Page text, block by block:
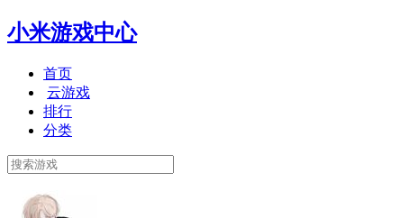
小米游戏中心
首页
云游戏
排行
分类